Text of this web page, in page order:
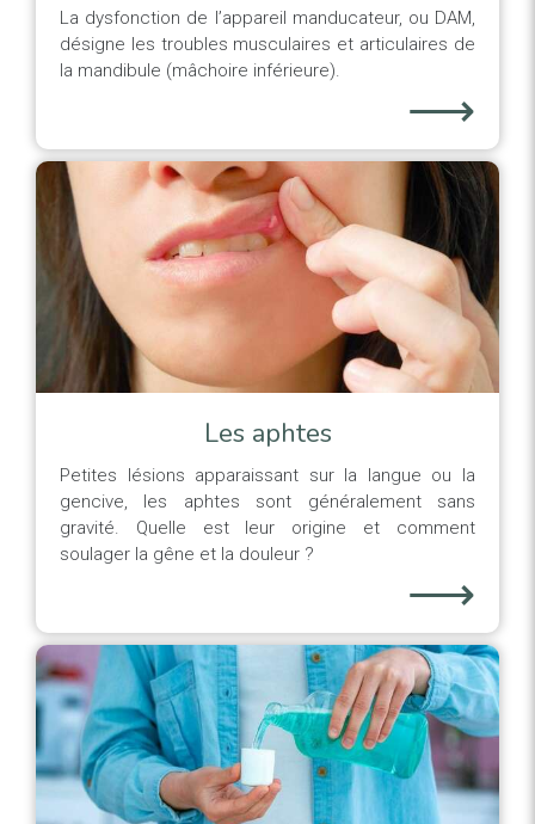
La dysfonction de l’appareil manducateur, ou DAM,
désigne les troubles musculaires et articulaires de
la mandibule (mâchoire inférieure).
⟶
Les aphtes
Petites lésions apparaissant sur la langue ou la
gencive, les aphtes sont généralement sans
gravité. Quelle est leur origine et comment
soulager la gêne et la douleur ?
⟶